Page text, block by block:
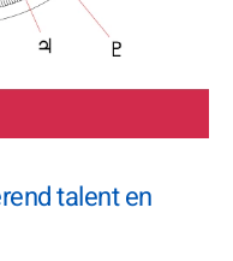
talent en